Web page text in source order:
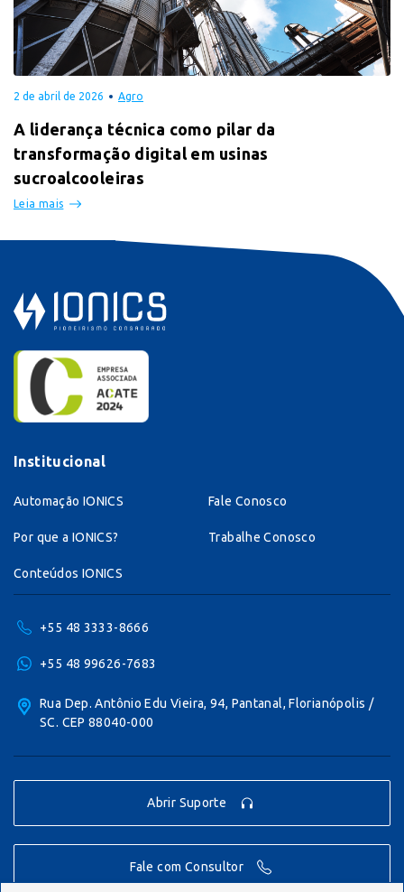
2 de abril de 2026 Agro
A liderança técnica como pilar da
transformação digital em usinas
sucroalcooleiras
Leia mais
Institucional
Automação IONICS
Por que a IONICS?
Conteúdos IONICS
Fale Conosco
Trabalhe Conosco
+55 48 3333-8666
+55 48 99626-7683
Rua Dep. Antônio Edu Vieira, 94, Pantanal, Florianópolis /
SC. CEP 88040-000
Abrir Suporte
Fale com Consultor